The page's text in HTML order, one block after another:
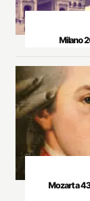
Milano
Mozart a